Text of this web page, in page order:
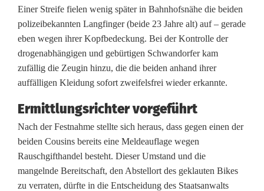
ü
t
e
v
e
r
r
i
Einer Streife fielen wenig später in Bahnhofsnähe die beiden
polizeibekannten Langfinger (beide 23 Jahre alt) auf – gerade
eben wegen ihrer Kopfbedeckung. Bei der Kontrolle der
drogenabhängigen und gebürtigen Schwandorfer kam
zufällig die Zeugin hinzu, die die beiden anhand ihrer
auffälligen Kleidung sofort zweifelsfrei wieder erkannte.
Ermittlungsrichter vorgeführt
Nach der Festnahme stellte sich heraus, dass gegen einen der
beiden Cousins bereits eine Meldeauflage wegen
Rauschgifthandel besteht. Dieser Umstand und die
mangelnde Bereitschaft, den Abstellort des geklauten Bikes
zu verraten, dürfte in die Entscheidung des Staatsanwalts